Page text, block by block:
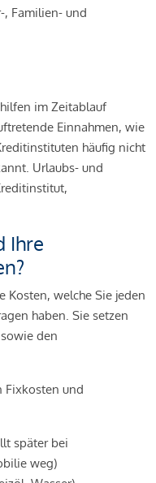
, Familien- und
im Zeitablauf
Einnahmen, wie
häufig nicht
Urlaubs- und
Ihre
Kosten, welche Sie jeden
haben. Sie setzen
den
Fixkosten und
später bei
weg)